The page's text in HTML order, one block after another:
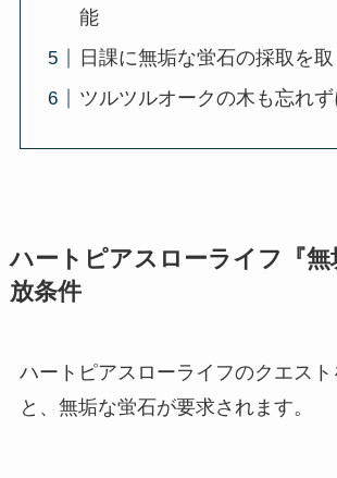
能
日課に無垢な蛍石の採取を
ツルツルオークの木も忘れず
ハートピアスローライフ『無
放条件
ハートピアスローライフのクエスト
と、無垢な蛍石が要求されます。